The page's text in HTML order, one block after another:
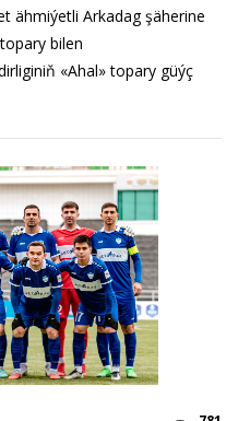
ähmiýetli Arkadag şäherine
bilen
«Ahal» topary güýç